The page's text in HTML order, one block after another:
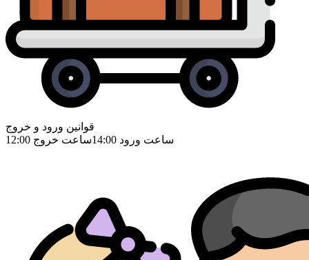
قوانین ورود و خروج
ساعت ورود 14:00ساعت خروج 12:00